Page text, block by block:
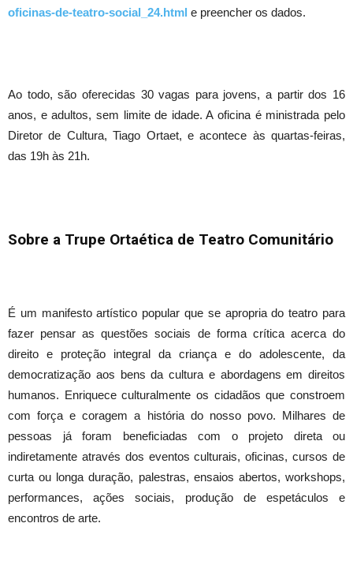
oficinas-de-teatro-social_24.html e preencher os dados.
Ao todo, são oferecidas 30 vagas para jovens, a partir dos 16
anos, e adultos, sem limite de idade. A oficina é ministrada pelo
Diretor de Cultura, Tiago Ortaet, e acontece às quartas-feiras,
das 19h às 21h.
Sobre a Trupe Ortaética de Teatro Comunitário
É um manifesto artístico popular que se apropria do teatro para
fazer pensar as questões sociais de forma crítica acerca do
direito e proteção integral da criança e do adolescente, da
democratização aos bens da cultura e abordagens em direitos
humanos. Enriquece culturalmente os cidadãos que constroem
com força e coragem a história do nosso povo. Milhares de
pessoas já foram beneficiadas com o projeto direta ou
indiretamente através dos eventos culturais, oficinas, cursos de
curta ou longa duração, palestras, ensaios abertos, workshops,
performances, ações sociais, produção de espetáculos e
encontros de arte.